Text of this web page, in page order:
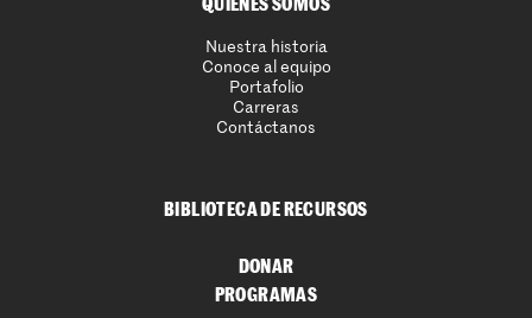
QUIENES SOMOS
Nuestra historia
Conoce al equipo
Portafolio
Carreras
Contáctanos
BIBLIOTECA DE RECURSOS
DONAR
PROGRAMAS